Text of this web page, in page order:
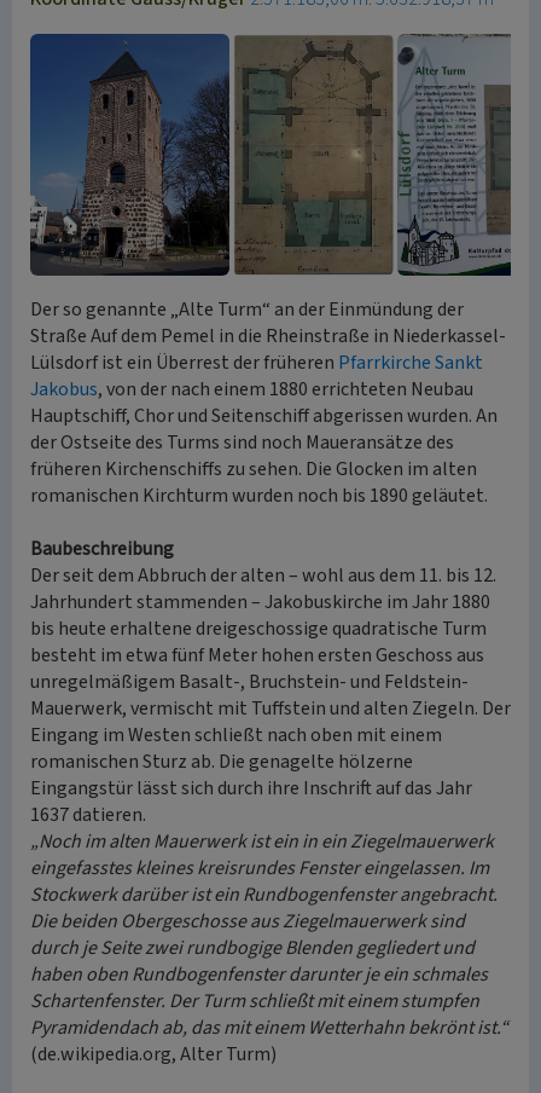
Der so genannte „Alte Turm“ an der Einmündung der
Straße Auf dem Pemel in die Rheinstraße in Niederkassel-
Lülsdorf ist ein Überrest der früheren Pfarrkirche Sankt
Jakobus, von der nach einem 1880 errichteten Neubau
Hauptschiff, Chor und Seitenschiff abgerissen wurden. An
der Ostseite des Turms sind noch Maueransätze des
früheren Kirchenschiffs zu sehen. Die Glocken im alten
romanischen Kirchturm wurden noch bis 1890 geläutet.
Baubeschreibung
Der seit dem Abbruch der alten – wohl aus dem 11. bis 12.
Jahrhundert stammenden – Jakobuskirche im Jahr 1880
bis heute erhaltene dreigeschossige quadratische Turm
besteht im etwa fünf Meter hohen ersten Geschoss aus
unregelmäßigem Basalt-, Bruchstein- und Feldstein-
Mauerwerk, vermischt mit Tuffstein und alten Ziegeln. Der
Eingang im Westen schließt nach oben mit einem
romanischen Sturz ab. Die genagelte hölzerne
Eingangstür lässt sich durch ihre Inschrift auf das Jahr
1637 datieren.
„Noch im alten Mauerwerk ist ein in ein Ziegelmauerwerk
eingefasstes kleines kreisrundes Fenster eingelassen. Im
Stockwerk darüber ist ein Rundbogenfenster angebracht.
Die beiden Obergeschosse aus Ziegelmauerwerk sind
durch je Seite zwei rundbogige Blenden gegliedert und
haben oben Rundbogenfenster darunter je ein schmales
Schartenfenster. Der Turm schließt mit einem stumpfen
Pyramidendach ab, das mit einem Wetterhahn bekrönt ist.“
(de.wikipedia.org, Alter Turm)